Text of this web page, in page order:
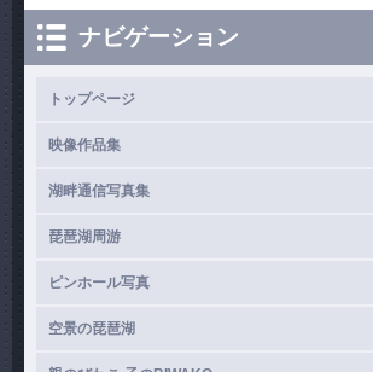
ナビゲーション
トップページ
映像作品集
湖畔通信写真集
琵琶湖周游
ピンホール写真
空景の琵琶湖